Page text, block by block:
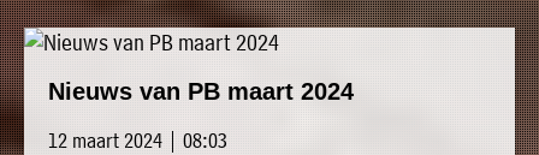
Nieuws van PB maart 2024
12 maart 2024 | 08:03